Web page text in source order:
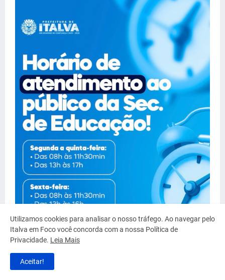
Utilizamos cookies para analisar o nosso tráfego. Ao navegar pelo
Italva em Foco você concorda com a nossa Política de
Privacidade. Leia Mais
Aceitar!